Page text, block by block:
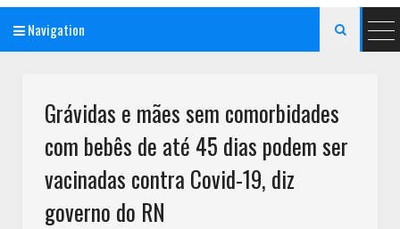
Navigation 
Grávidas e mães sem comorbidades
com bebês de até 45 dias podem ser
vacinadas contra Covid-19, diz
governo do RN